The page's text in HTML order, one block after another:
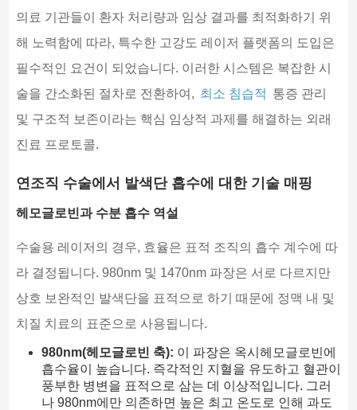
의료 기관들이 환자 처리량과 임상 결과를 최적화하기 위
해 노력함에 따라, 특수한 고강도 레이저 플랫폼의 도입은
필수적인 요건이 되었습니다. 이러한 시스템은 복잡한 시
술을 간소화된 절차로 전환하여, 최소 침습적 통증 관리
및 구조적 보존이라는 핵심 임상적 과제를 해결하는 외래
진료 프로토콜.
연조직 수술에서 발색단 흡수에 대한 기술 매핑
헤모글로빈과 수분 흡수 역설
수술용 레이저의 경우, 효율은 표적 조직의 흡수 계수에 따
라 결정됩니다. 980nm 및 1470nm 파장은 서로 다르지만
상호 보완적인 발색단을 표적으로 하기 때문에 정맥 내 및
치질 치료의 표준으로 사용됩니다.
980nm(헤모글로빈 축): 이 파장은 옥시헤모글로빈에
흡수율이 높습니다. 즉각적인 지혈을 유도하고 혈관이
풍부한 병변을 표적으로 삼는 데 이상적입니다. 그러
나 980nm에만 의존하면 높은 최고 온도로 인해 과도